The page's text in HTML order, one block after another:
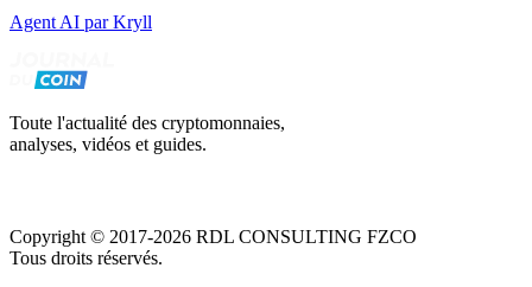
Agent AI par Kryll
Toute l'actualité des cryptomonnaies,
analyses, vidéos et guides.
Copyright © 2017-2026 RDL CONSULTING FZCO
Tous droits réservés.